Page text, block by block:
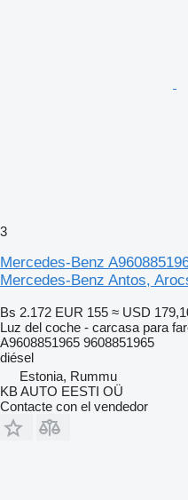
3
Mercedes-Benz
Mercedes-Benz Antos,
Bs 2.172 EUR 155 ≈ USD
Luz del coche - carcasa para
A9608851965 9608851965
diésel
Estonia, Rummu
KB AUTO EESTI OÜ
Contacte con el vendedor